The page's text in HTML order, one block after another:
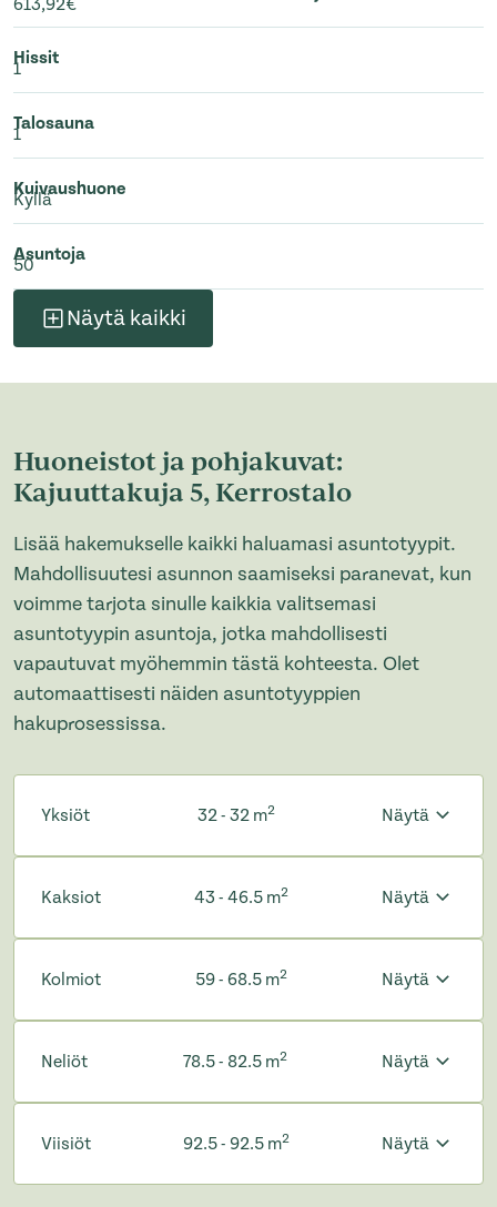
Hissit
1
Talosauna
1
Kuivaushuone
Kyllä
Asuntoja
50
Näytä kaikki
Huoneistot ja pohjakuvat:
Kajuuttakuja 5, Kerrostalo
Lisää hakemukselle kaikki haluamasi asuntotyypit.
Mahdollisuutesi asunnon saamiseksi paranevat, kun
voimme tarjota sinulle kaikkia valitsemasi
asuntotyypin asuntoja, jotka mahdollisesti
vapautuvat myöhemmin tästä kohteesta. Olet
automaattisesti näiden asuntotyyppien
hakuprosessissa.
Yksiöt 32 - 32 m2 Näytä
Kaksiot 43 - 46.5 m2 Näytä
Kolmiot 59 - 68.5 m2 Näytä
Neliöt 78.5 - 82.5 m2 Näytä
Viisiöt 92.5 - 92.5 m2 Näytä